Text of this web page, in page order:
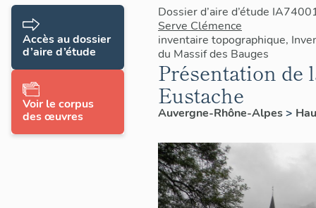
Dossier d’aire d’étude
Serve Clémence
inventaire topographique,
du Massif des Bauges
Présentation de
Eustache
Auvergne-Rhône-Alpes>
Accès au dossier
d’aire d’étude
Voir le corpus
des œuvres